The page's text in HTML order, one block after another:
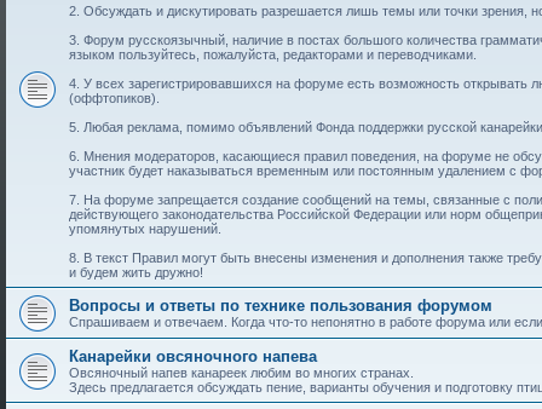
2. Обсуждать и дискутировать разрешается лишь темы или точки зрения,
3. Форум русскоязычный, наличие в постах большого количества
языком пользуйтесь, пожалуйста, редакторами и переводчиками.
4. У всех зарегистрировавшихся на форуме есть возможность
(оффтопиков).
5. Любая реклама, помимо объявлений Фонда поддержки русской
6. Мнения модераторов, касающиеся правил поведения, на форуме не
участник будет наказываться временным или постоянным удалением с
7. На форуме запрещается создание сообщений на темы, связанные с
действующего законодательства Российской Федерации или норм
упомянутых нарушений.
8. В текст Правил могут быть внесены изменения и дополнения также
и будем жить дружно!
Вопросы и ответы по технике пользования форумом
Спрашиваем и отвечаем. Когда что-то непонятно в работе форума или
Канарейки овсяночного напева
Овсяночный напев канареек любим во многих странах.
Здесь предлагается обсуждать пение, варианты обучения и подготовку